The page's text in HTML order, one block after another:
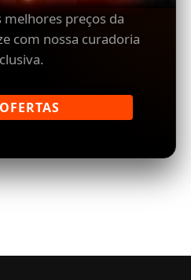
preços da
com nossa curadoria